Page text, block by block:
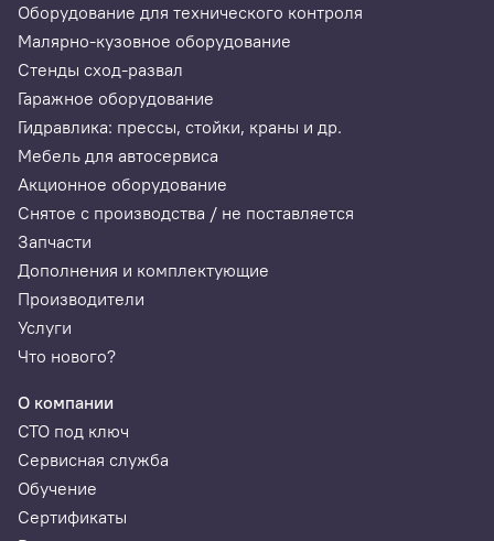
Оборудование для технического контроля
Малярно-кузовное оборудование
Стенды сход-развал
Гаражное оборудование
Гидравлика: прессы, стойки, краны и др.
Мебель для автосервиса
Акционное оборудование
Снятое с производства / не поставляется
Запчасти
Дополнения и комплектующие
Производители
Услуги
Что нового?
О компании
СТО под ключ
Сервисная служба
Обучение
Сертификаты